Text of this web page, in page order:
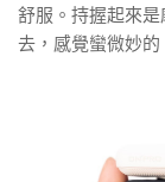
舒服。持握起來
去，感覺蠻微妙的